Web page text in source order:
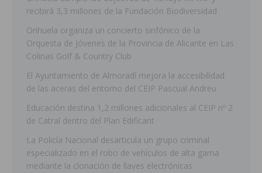
recibirá 3,3 millones de la Fundación Biodiversidad
Orihuela organiza un concierto sinfónico de la
Orquesta de Jóvenes de la Provincia de Alicante en Las
Colinas Golf & Country Club
El Ayuntamiento de Almoradí mejora la accesibilidad
de las aceras del entorno del CEIP Pascual Andreu
Educación destina 1,2 millones adicionales al CEIP nº 2
de Catral dentro del Plan Edificant
La Policía Nacional desarticula un grupo criminal
especializado en el robo de vehículos de alta gama
mediante la clonación de llaves electrónicas